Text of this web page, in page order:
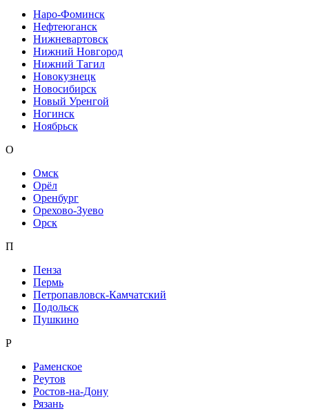
Наро-Фоминск
Нефтеюганск
Нижневартовск
Нижний Новгород
Нижний Тагил
Новокузнецк
Новосибирск
Новый Уренгой
Ногинск
Ноябрьск
О
Омск
Орёл
Оренбург
Орехово-Зуево
Орск
П
Пенза
Пермь
Петропавловск-Камчатский
Подольск
Пушкино
Р
Раменское
Реутов
Ростов-на-Дону
Рязань